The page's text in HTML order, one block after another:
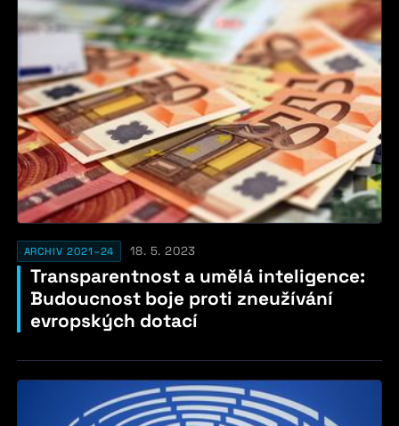
ARCHIV 2021–24 18. 5. 2023
Transparentnost a umělá inteligence:
Budoucnost boje proti zneužívání
evropských dotací